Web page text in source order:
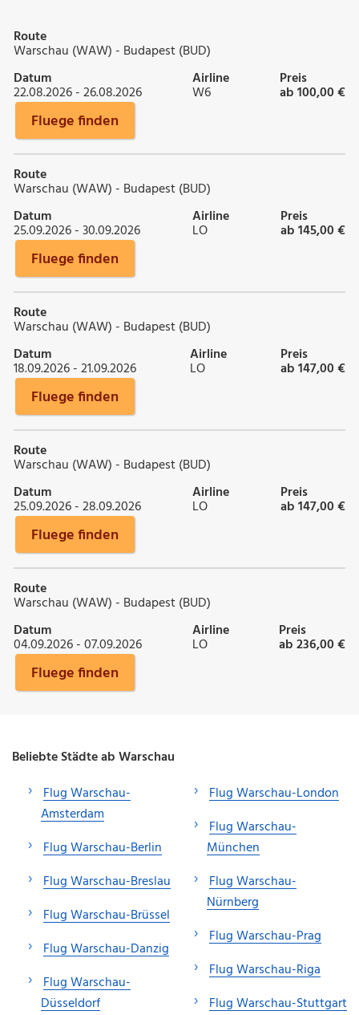
Route
Warschau (WAW) - Budapest (BUD)
Datum
22.08.2026 - 26.08.2026
Airline
W6
Preis
ab 100,00 €
Fluege finden
Route
Warschau (WAW) - Budapest (BUD)
Datum
25.09.2026 - 30.09.2026
Airline
LO
Preis
ab 145,00 €
Fluege finden
Route
Warschau (WAW) - Budapest (BUD)
Datum
18.09.2026 - 21.09.2026
Airline
LO
Preis
ab 147,00 €
Fluege finden
Route
Warschau (WAW) - Budapest (BUD)
Datum
25.09.2026 - 28.09.2026
Airline
LO
Preis
ab 147,00 €
Fluege finden
Route
Warschau (WAW) - Budapest (BUD)
Datum
04.09.2026 - 07.09.2026
Airline
LO
Preis
ab 236,00 €
Fluege finden
Beliebte Städte ab Warschau
Flug Warschau-
Amsterdam
Flug Warschau-Berlin
Flug Warschau-Breslau
Flug Warschau-Brüssel
Flug Warschau-Danzig
Flug Warschau-
Düsseldorf
Flug Warschau-London
Flug Warschau-
München
Flug Warschau-
Nürnberg
Flug Warschau-Prag
Flug Warschau-Riga
Flug Warschau-Stuttgart